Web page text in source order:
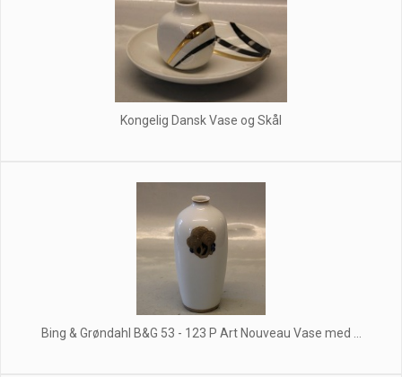
Kongelig Dansk Vase og Skål
Bing & Grøndahl B&G 53 - 123 P Art Nouveau Vase med ...